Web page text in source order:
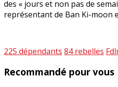
des « jours et non pas de
représentant de Ban Ki-moon
225 dépendants 84 rebelles
Recommandé pour vous